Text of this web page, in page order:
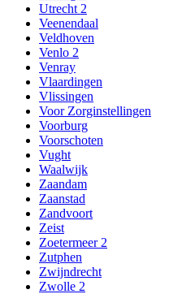
Utrecht 2
Veenendaal
Veldhoven
Venlo 2
Venray
Vlaardingen
Vlissingen
Voor Zorginstellingen
Voorburg
Voorschoten
Vught
Waalwijk
Zaandam
Zaanstad
Zandvoort
Zeist
Zoetermeer 2
Zutphen
Zwijndrecht
Zwolle 2